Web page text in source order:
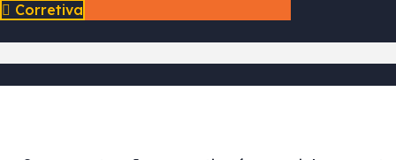
Corretiva